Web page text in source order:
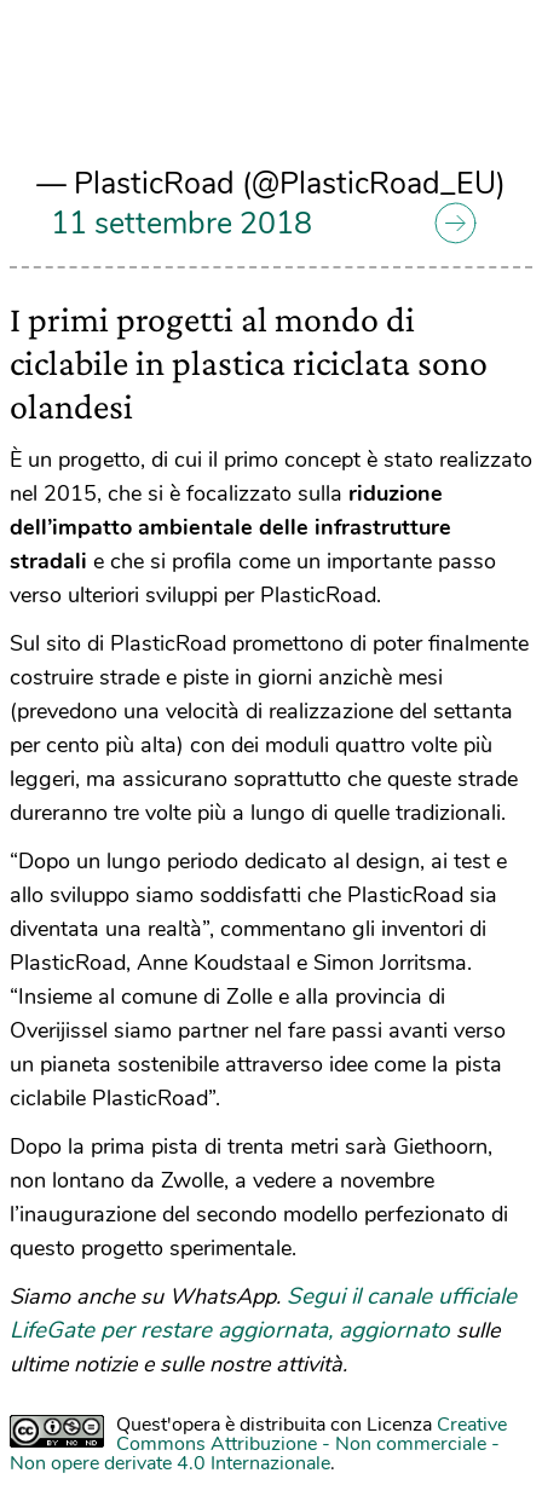
— PlasticRoad (@PlasticRoad_EU)
11 settembre 2018
I primi progetti al mondo di
ciclabile in plastica riciclata sono
olandesi
È un progetto, di cui il primo concept è stato realizzato
nel 2015, che si è focalizzato sulla riduzione
dell’impatto ambientale delle infrastrutture
stradali e che si profila come un importante passo
verso ulteriori sviluppi per PlasticRoad.
Sul sito di PlasticRoad promettono di poter finalmente
costruire strade e piste in giorni anzichè mesi
(prevedono una velocità di realizzazione del settanta
per cento più alta) con dei moduli quattro volte più
leggeri, ma assicurano soprattutto che queste strade
dureranno tre volte più a lungo di quelle tradizionali.
“Dopo un lungo periodo dedicato al design, ai test e
allo sviluppo siamo soddisfatti che PlasticRoad sia
diventata una realtà”, commentano gli inventori di
PlasticRoad, Anne Koudstaal e Simon Jorritsma.
“Insieme al comune di Zolle e alla provincia di
Overijissel siamo partner nel fare passi avanti verso
un pianeta sostenibile attraverso idee come la pista
ciclabile PlasticRoad”.
Dopo la prima pista di trenta metri sarà Giethoorn,
non lontano da Zwolle, a vedere a novembre
l’inaugurazione del secondo modello perfezionato di
questo progetto sperimentale.
Siamo anche su WhatsApp. Segui il canale ufficiale
LifeGate per restare aggiornata, aggiornato sulle
ultime notizie e sulle nostre attività.
Quest'opera è distribuita con Licenza Creative
Commons Attribuzione - Non commerciale -
Non opere derivate 4.0 Internazionale.